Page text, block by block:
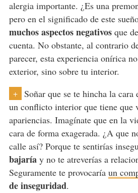
alergia importante. ¿Es una
pero en el significado de este
muchos aspectos negativosque
cuenta. No obstante, al contrario
parecer, esta experiencia onírica
exterior, sino sobre tu interior.
+
Soñar que se te hincha la
un conflicto interior que tiene que
apariencias. Imagínate que en la
cara de forma exagerada. ¿A que
calle así? Porque te sentirías
bajaríay no te atreverías a
Seguramente te provocaría un
de inseguridad.